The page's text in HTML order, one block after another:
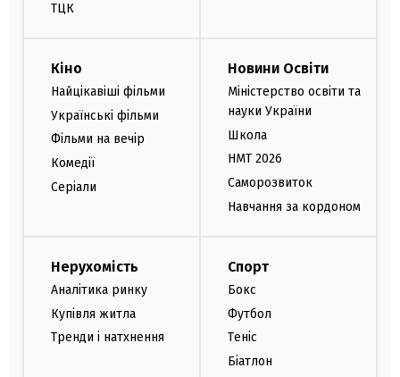
ТЦК
Кіно
Найцікавіші фільми
Українські фільми
Фільми на вечір
Комедії
Серіали
Новини Освіти
Міністерство освіти та
науки України
Школа
НМТ 2026
Саморозвиток
Навчання за кордоном
Нерухомість
Аналітика ринку
Купівля житла
Тренди і натхнення
Спорт
Бокс
Футбол
Теніс
Біатлон